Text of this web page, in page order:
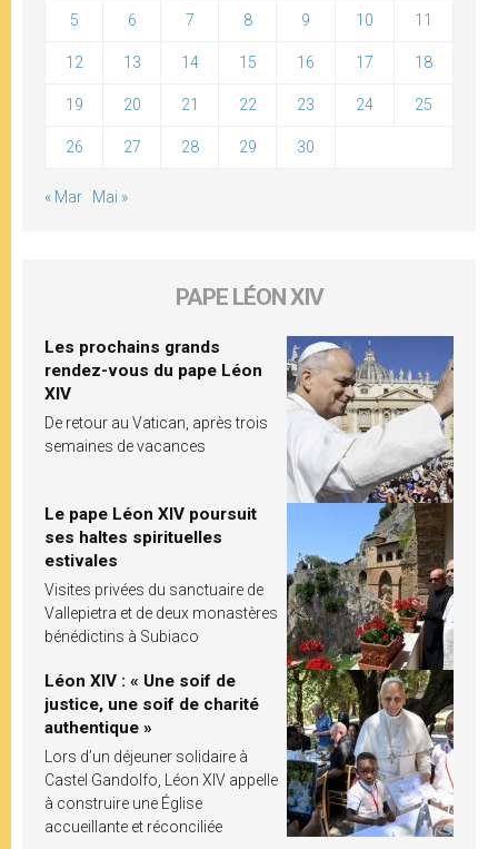
5 6 7 8 9 10 11
12 13 14 15 16 17 18
19 20 21 22 23 24 25
26 27 28 29 30
« Mar Mai »
PAPE LÉON XIV
Les prochains grands
rendez-vous du pape Léon
XIV
De retour au Vatican, après trois
semaines de vacances
Le pape Léon XIV poursuit
ses haltes spirituelles
estivales
Visites privées du sanctuaire de
Vallepietra et de deux monastères
bénédictins à Subiaco
Léon XIV : « Une soif de
justice, une soif de charité
authentique »
Lors d’un déjeuner solidaire à
Castel Gandolfo, Léon XIV appelle
à construire une Église
accueillante et réconciliée